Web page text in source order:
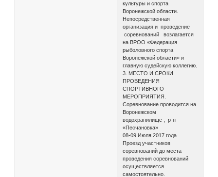
культуры и спорта
Воронежской области.
Непосредственная
организация и проведение
соревнований возлагается
на ВРОО «Федерация
рыболовного спорта
Воронежской области» и
главную судейскую коллегию.
3. МЕСТО И СРОКИ
ПРОВЕДЕНИЯ
СПОРТИВНОГО
МЕРОПРИЯТИЯ.
Соревнование проводится на
Воронежском
водохранилище , р-н
«Песчановка»
08-09 Июля 2017 года.
Проезд участников
соревнований до места
проведения соревнований
осуществляется
самостоятельно.